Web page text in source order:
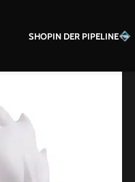
SHOPIN DER PIPELINE